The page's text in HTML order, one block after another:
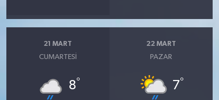
21 MART
CUMARTESI
8°
22 MART
PAZAR
7°